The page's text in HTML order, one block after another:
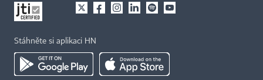
Stáhněte si aplikaci HN